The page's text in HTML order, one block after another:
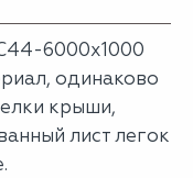
6000х1000
одинаково
крыши,
лист легок